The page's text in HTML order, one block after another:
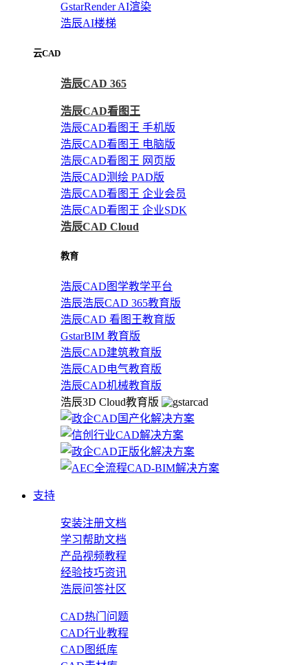
GstarRender AI渲染
浩辰AI楼梯
云CAD
浩辰CAD 365
浩辰CAD看图王
浩辰CAD看图王 手机版
浩辰CAD看图王 电脑版
浩辰CAD看图王 网页版
浩辰CAD测绘 PAD版
浩辰CAD看图王 企业会员
浩辰CAD看图王 企业SDK
浩辰CAD Cloud
教育
浩辰CAD图学教学平台
浩辰浩辰CAD 365教育版
浩辰CAD 看图王教育版
GstarBIM 教育版
浩辰CAD建筑教育版
浩辰CAD电气教育版
浩辰CAD机械教育版
浩辰3D Cloud教育版
支持
安装注册文档
学习帮助文档
产品视频教程
经验技巧资讯
浩辰问答社区
CAD热门问题
CAD行业教程
CAD图纸库